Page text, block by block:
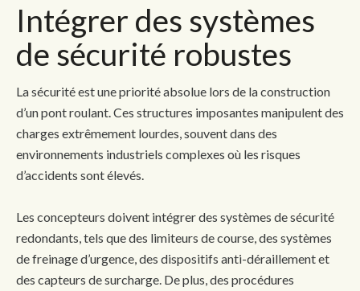
Intégrer des systèmes
de sécurité robustes
La sécurité est une priorité absolue lors de la construction
d’un pont roulant. Ces structures imposantes manipulent des
charges extrêmement lourdes, souvent dans des
environnements industriels complexes où les risques
d’accidents sont élevés.
Les concepteurs doivent intégrer des systèmes de sécurité
redondants, tels que des limiteurs de course, des systèmes
de freinage d’urgence, des dispositifs anti-déraillement et
des capteurs de surcharge. De plus, des procédures